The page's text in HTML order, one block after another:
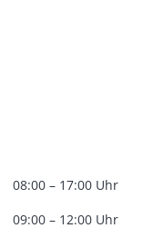
08:00 – 17:00 Uhr
09:00 – 12:00 Uhr